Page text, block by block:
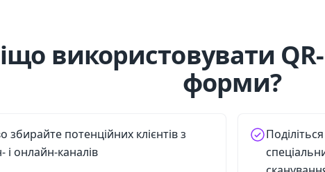
використовувати
форми?
збирайте потенційних клієнтів з
і онлайн-каналів